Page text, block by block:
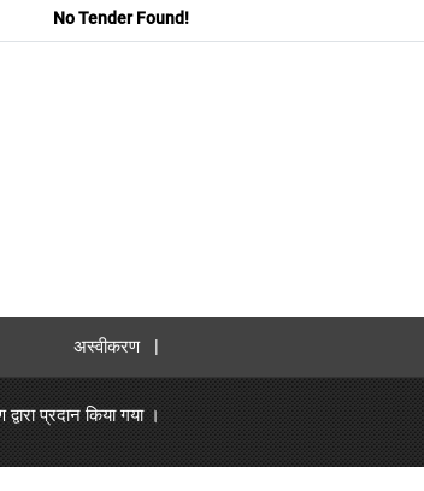
No Tender Found!
अस्वीकरण|
द्वारा प्रदान किया गया ।